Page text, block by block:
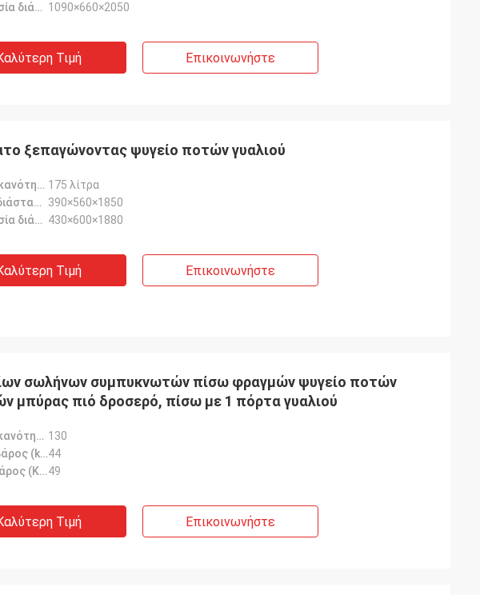
Συσκευασία διάσταση-χιλ.: 1090×660×2050
Τιμή Επικοινωνήστε
ξεπαγώνοντας ψυγείο ποτών γυαλιού
Καθαρό ικανότητα-λ: 175 λίτρα
Μονάδα διάσταση-χιλ.:
390×560×1850
Συσκευασία διάσταση-χιλ.: 430×600×1880
Τιμή Επικοινωνήστε
σωλήνων συμπυκνωτών πίσω φραγμών ψυγείο ποτών
μπύρας πιό δροσερό, πίσω με 1 πόρτα γυαλιού
Καθαρή ικανότητα (λ): 130
Καθαρό βάρος (kg):44
Μεικτό βάρος (KG):49
Τιμή Επικοινωνήστε